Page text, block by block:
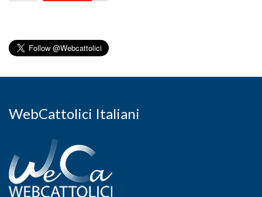
WebCattolici Italiani